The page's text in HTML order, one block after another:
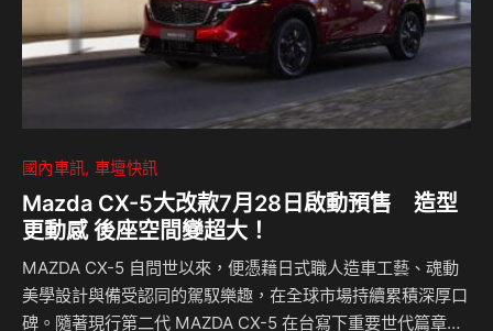
國內車訊 車壇快訊
Mazda CX-5大改款7月28日啟動預售 造型
更動感 後座空間變超大！
MAZDA CX-5 自問世以來，便憑藉日式職人造車工藝、魂動
美學設計與備受認同的駕馭樂趣，在全球市場持續累積深厚口
碑。隨著現行第二代 MAZDA CX-5 在台寫下重要世代篇章，